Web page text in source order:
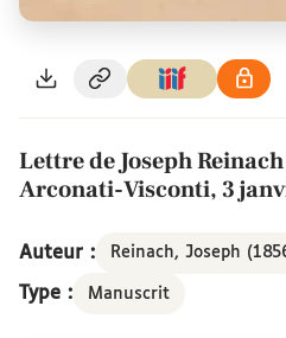
Lettre de Joseph
Arconati-Visconti, 3
Auteur : Reinach, Joseph
Type : Manuscrit